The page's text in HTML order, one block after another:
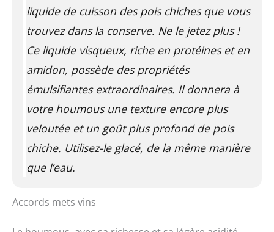
liquide de cuisson des pois chiches que vous
trouvez dans la conserve. Ne le jetez plus !
Ce liquide visqueux, riche en protéines et en
amidon, possède des propriétés
émulsifiantes extraordinaires. Il donnera à
votre houmous une texture encore plus
veloutée et un goût plus profond de pois
chiche. Utilisez-le glacé, de la même manière
que l’eau.
Accords mets vins